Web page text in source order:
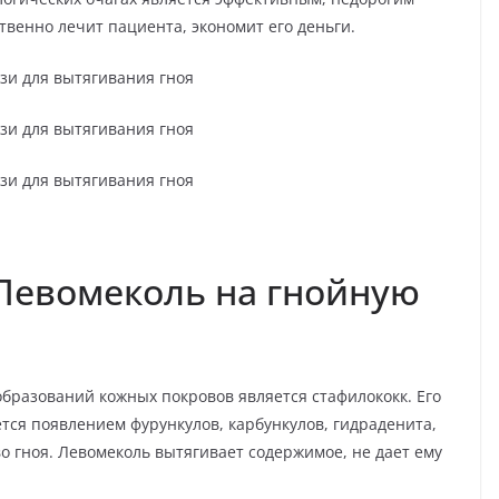
лечит пациента, экономит его деньги.
на гнойную
кожных покровов является стафилококк. Его
появлением фурункулов, карбункулов, гидраденита,
гноя. Левомеколь вытягивает содержимое, не дает ему